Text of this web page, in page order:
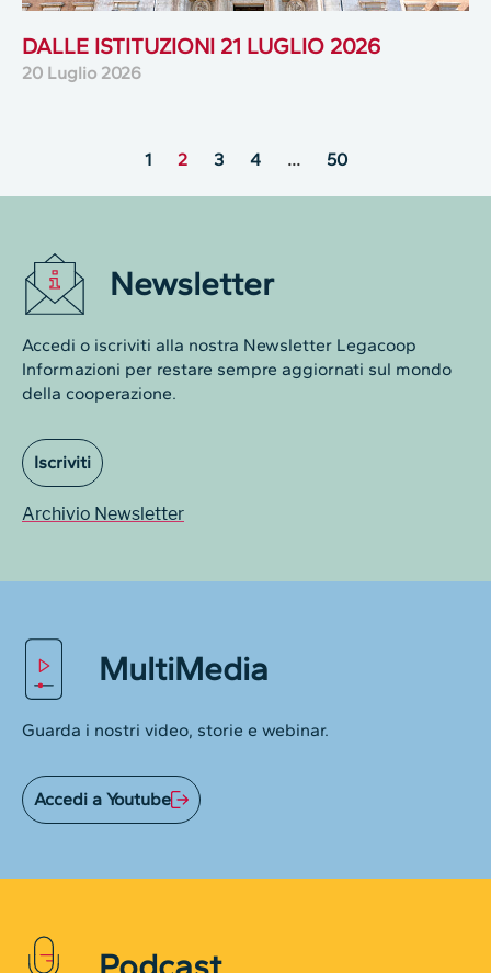
DALLE ISTITUZIONI 21 LUGLIO 2026
20 Luglio 2026
1 2 3 4 … 50
Newsletter
Accedi o iscriviti alla nostra Newsletter Legacoop
Informazioni per restare sempre aggiornati sul mondo
della cooperazione.
Iscriviti
Archivio Newsletter
MultiMedia
Guarda i nostri video, storie e webinar.
Accedi a Youtube